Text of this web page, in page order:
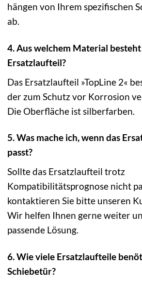
hängen von Ihrem spezifischen
ab.
4. Aus welchem Material besteht
Ersatzlaufteil?
Das Ersatzlaufteil »TopLine 2«
der zum Schutz vor Korrosion
Die Oberfläche ist silberfarben.
5. Was mache ich, wenn das
passt?
Sollte das Ersatzlaufteil trotz
Kompatibilitätsprognose nicht
kontaktieren Sie bitte unseren
Wir helfen Ihnen gerne weiter
passende Lösung.
6. Wie viele Ersatzlaufteile
Schiebetür?